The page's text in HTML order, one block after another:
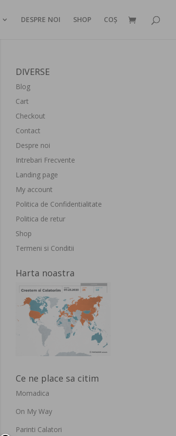
DESPRE NOI SHOP COȘ
DIVERSE
Blog
Cart
Checkout
Contact
Despre noi
Intrebari Frecvente
Landing page
My account
Politica de Confidentialitate
Politica de retur
Shop
Termeni si Conditii
Harta noastra
Ce ne place sa citim
Momadica
On My Way
Parinti Calatori